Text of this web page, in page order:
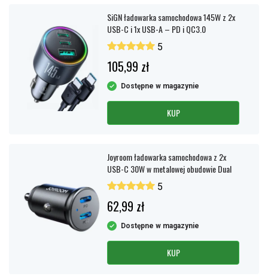
SiGN ładowarka samochodowa 145W z 2x
USB-C i 1x USB-A – PD i QC3.0
5
105,99 zł
Dostępne w magazynie
KUP
Joyroom ładowarka samochodowa z 2x
USB-C 30W w metalowej obudowie Dual
5
62,99 zł
Dostępne w magazynie
KUP